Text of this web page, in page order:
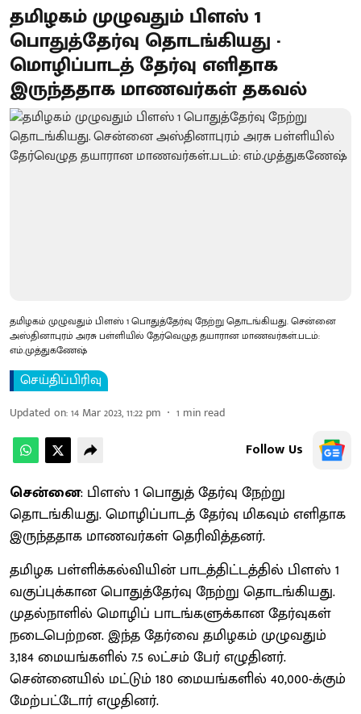
தமிழகம் முழுவதும் பிளஸ் 1
பொதுத்தேர்வு தொடங்கியது -
மொழிப்பாடத் தேர்வு எளிதாக
இருந்ததாக மாணவர்கள் தகவல்
தமிழகம் முழுவதும் பிளஸ் 1 பொதுத்தேர்வு நேற்று தொடங்கியது. சென்னை
அஸ்தினாபுரம் அரசு பள்ளியில் தேர்வெழுத தயாரான மாணவர்கள்.படம்:
எம்.முத்துகணேஷ்
செய்திப்பிரிவு
Updated on:14 Mar 2023, 11:22 pm 1 min read
Follow Us
சென்னை: பிளஸ் 1 பொதுத் தேர்வு நேற்று
தொடங்கியது. மொழிப்பாடத் தேர்வு மிகவும் எளிதாக
இருந்ததாக மாணவர்கள் தெரிவித்தனர்.
தமிழக பள்ளிக்கல்வியின் பாடத்திட்டத்தில் பிளஸ் 1
வகுப்புக்கான பொதுத்தேர்வு நேற்று தொடங்கியது.
முதல்நாளில் மொழிப் பாடங்களுக்கான தேர்வுகள்
நடைபெற்றன. இந்த தேர்வை தமிழகம் முழுவதும்
3,184 மையங்களில் 7.5 லட்சம் பேர் எழுதினர்.
சென்னையில் மட்டும் 180 மையங்களில் 40,000-க்கும்
மேற்பட்டோர் எழுதினர்.